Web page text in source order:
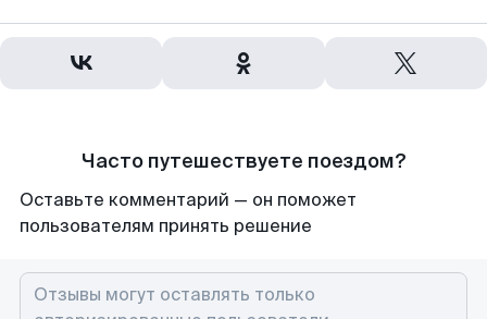
Часто путешествуете поездом?
Оставьте комментарий — он поможет
пользователям принять решение